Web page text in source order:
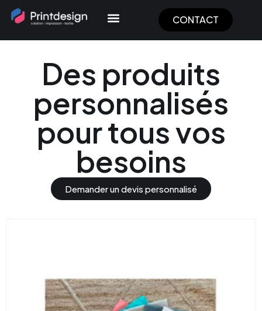
CONTACT
Des produits
personnalisés
pour tous vos
besoins
Demander un devis personnalisé
Panneau de gestion des cookies